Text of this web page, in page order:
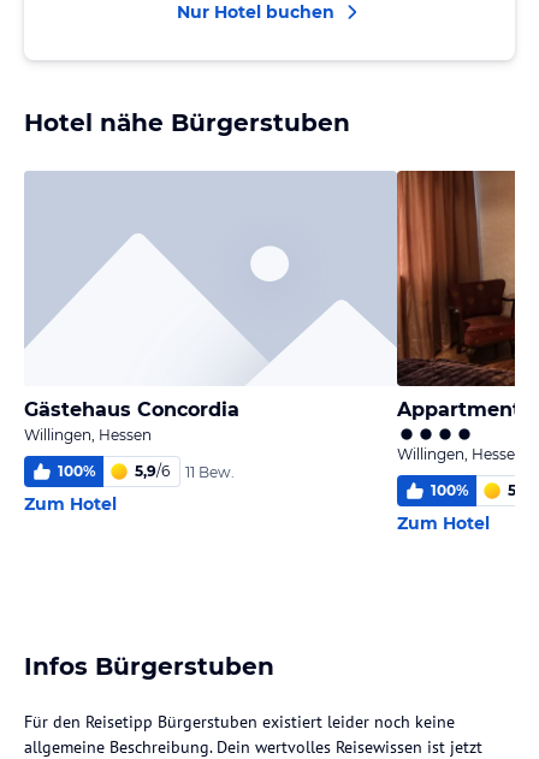
Nur Hotel buchen
Hotel nähe Bürgerstuben
Gästehaus Concordia
Willingen, Hessen
100% 5,9/6 11 Bew.
Zum Hotel
Appartment
Willingen, Hessen
100% 5,9
Zum Hotel
Infos Bürgerstuben
Für den Reisetipp Bürgerstuben existiert leider noch keine
allgemeine Beschreibung. Dein wertvolles Reisewissen ist jetzt